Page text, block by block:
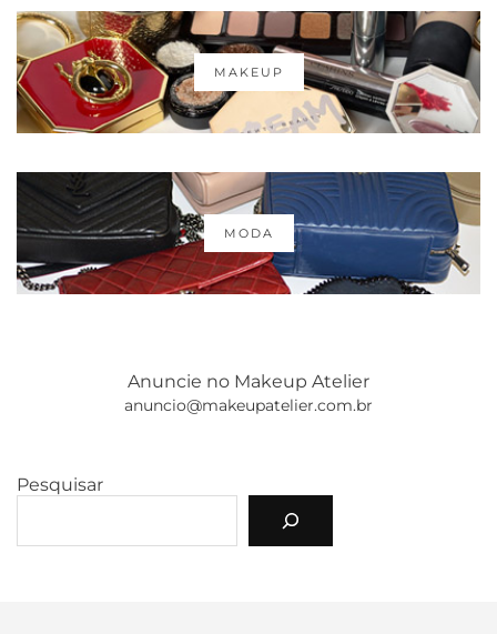
MAKEUP
MODA
Anuncie no Makeup Atelier
anuncio@makeupatelier.com.br
Pesquisar